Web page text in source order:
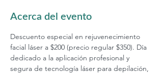
Acerca del evento
Descuento especial en rejuvenecimiento
facial láser a $200 (precio regular $350). Día
dedicado a la aplicación profesional y
segura de tecnología láser para depilación,